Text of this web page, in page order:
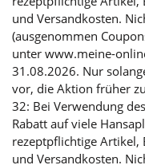
und Versandkosten.
(ausgenommen
unter www.meine-
31.08.2026. Nur
vor, die Aktion früher
32: Bei Verwendung
Rabatt auf viele
rezeptpflichtige Artikel,
und Versandkosten.